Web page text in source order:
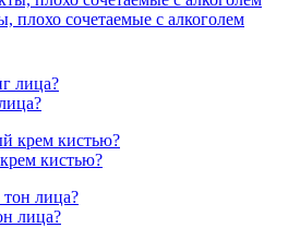
плохо сочетаемые с алкоголем
кистью?
лица?